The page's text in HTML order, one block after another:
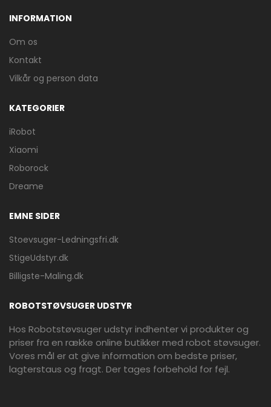
INFORMATION
Om os
Kontakt
Vilkår og person data
KATEGORIER
iRobot
Xiaomi
Roborock
Dreame
EMNE SIDER
Stoevsuger-Ledningsfri.dk
StigeUdstyr.dk
Billigste-Maling.dk
ROBOTSTØVSUGER UDSTYR
Hos Robotstøvsuger udstyr indhenter vi produkter og
priser fra en række online butikker med robot støvsuger.
Vores mål er at give information om bedste priser,
lagterstaus og fragt. Der tages forbehold for fejl.